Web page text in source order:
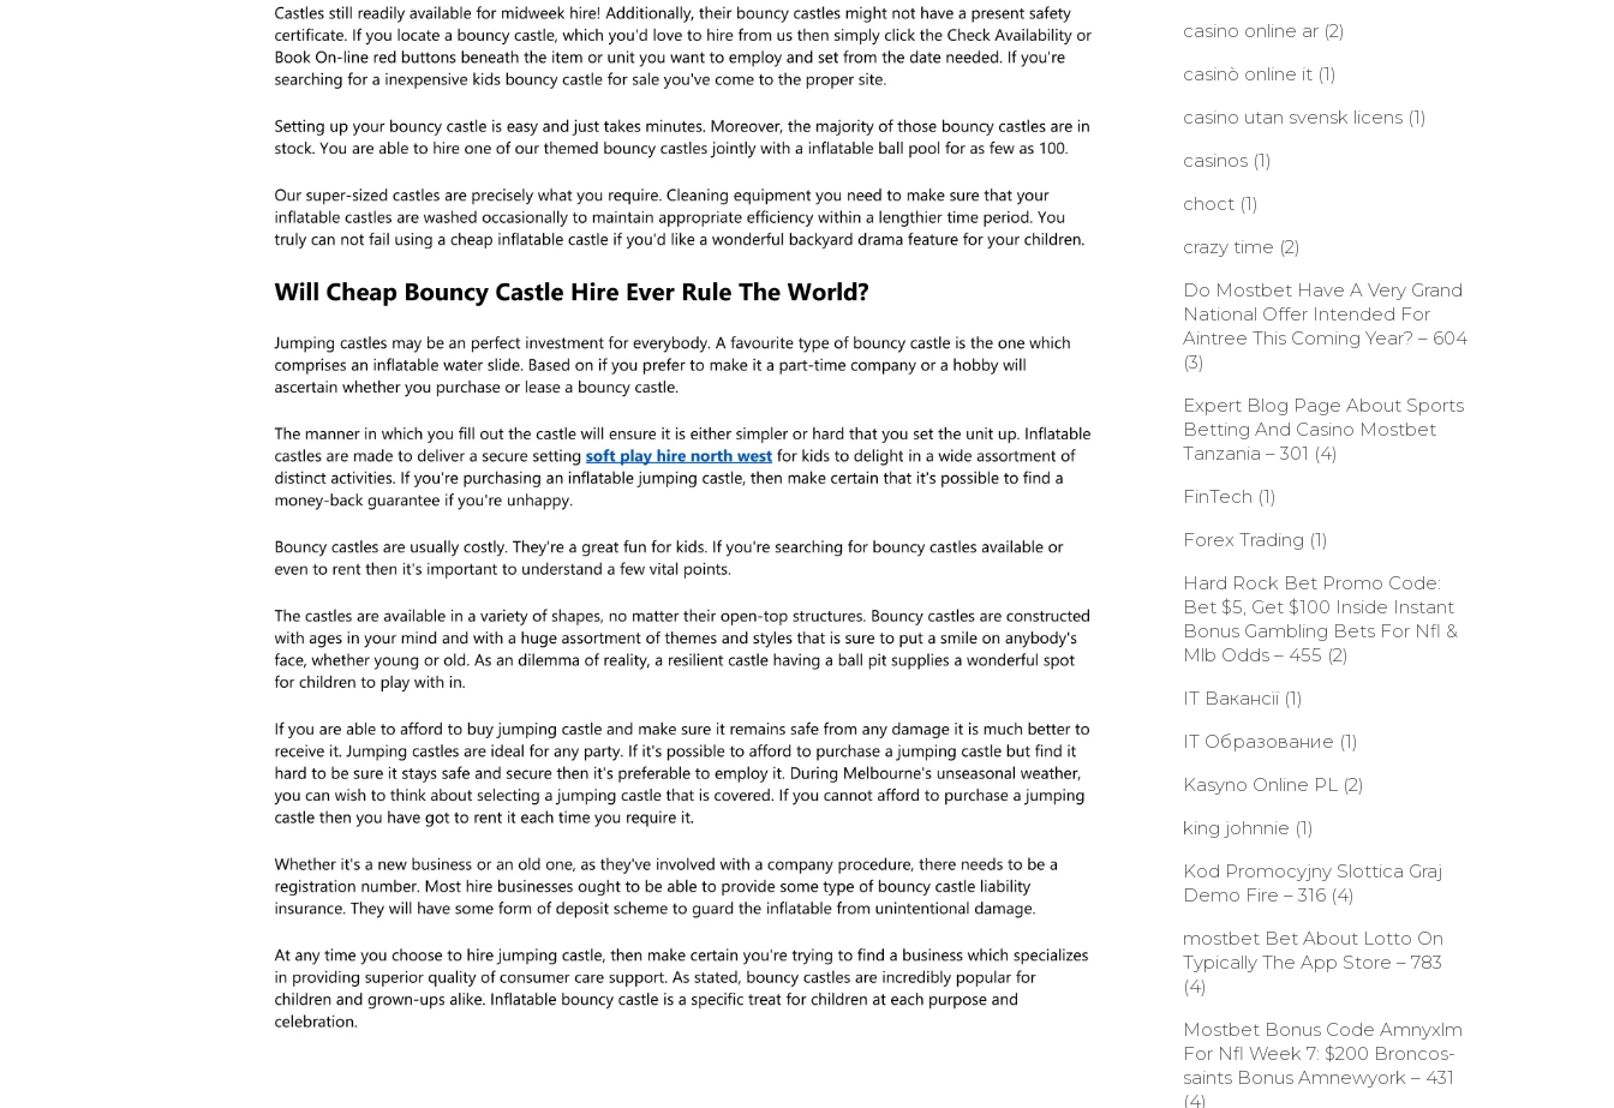
casino online ar(2)
casinò online it(1)
casino utan svensk licens(1)
casinos(1)
choct(1)
crazy time (2)
Do Mostbet Have A Very Grand
National Offer Intended For
Aintree This Coming Year? – 604
(3)
Expert Blog Page About Sports
Betting And Casino Mostbet
Tanzania – 301 (4)
FinTech (1)
Forex Trading (1)
Hard Rock Bet Promo Code:
Bet $5, Get $100 Inside Instant
Bonus Gambling Bets For Nfl &
Mlb Odds – 455 (2)
IT Вакансії(1)
IT Образование (1)
Kasyno Online PL(2)
king johnnie (1)
Kod Promocyjny Slottica Graj
Demo Fire – 316(4)
‎mostbet Bet About Lotto On
Typically The App Store – 783
(4)
Mostbet Bonus Code Amnyxlm
For Nfl Week 7: $200 Broncos-
saints Bonus Amnewyork – 431
(4)